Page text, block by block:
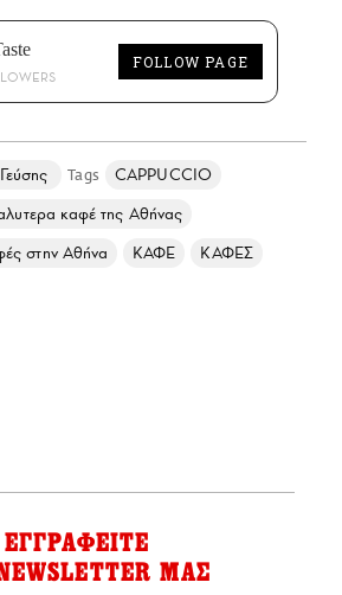
FOLLOW PAGE
CAPPUCCIO
καφέ της Αθήνας
στην Αθήνα
ΚΑΦΕ ΚΑΦΕΣ
ΕΓΓΡΑΦΕΙΤΕ
ΜΑΣ